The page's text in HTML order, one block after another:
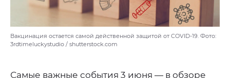
Вакцинация остается самой действенной защитой от COVID-19. Фото:
3rdtimeluckystudio / shutterstock.com
Самые важные события 3 июня — в обзоре